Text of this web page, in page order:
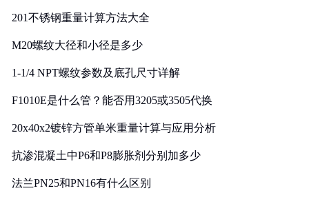
201不锈钢重量计算方法大全
M20螺纹大径和小径是多少
1-1/4 NPT螺纹参数及底孔尺寸详解
F1010E是什么管？能否用3205或3505代换
20x40x2镀锌方管单米重量计算与应用分析
抗渗混凝土中P6和P8膨胀剂分别加多少
法兰PN25和PN16有什么区别